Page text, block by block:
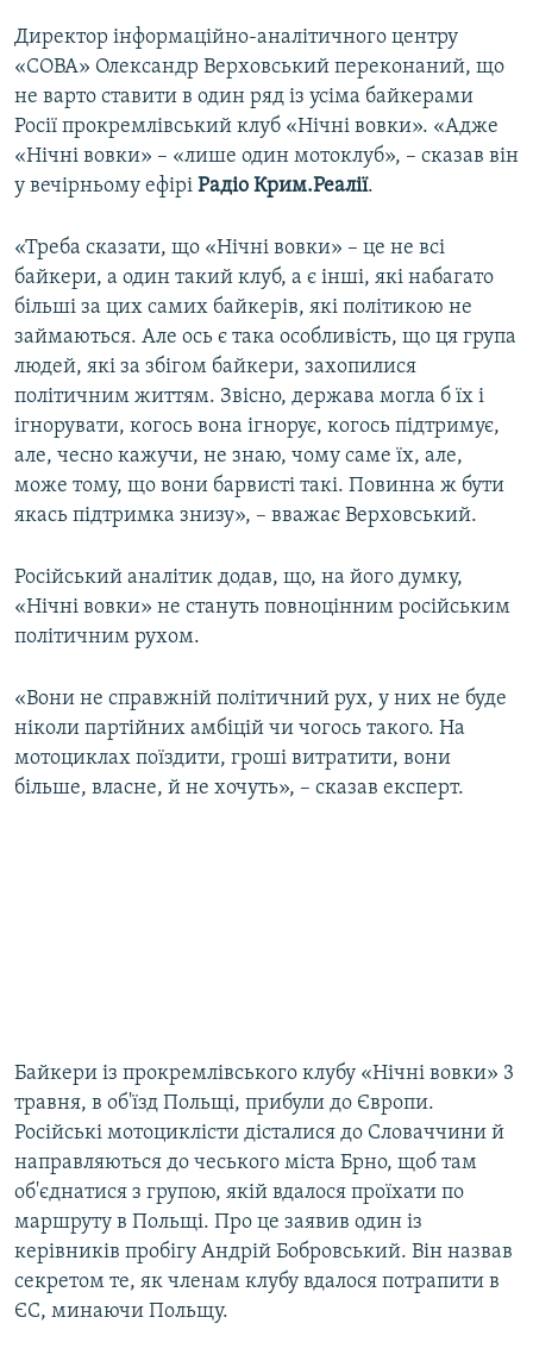
Усі сайти RFE/RL
Директор інформаційно-аналітичного центру
«СОВА» Олександр Верховський переконаний, що
не варто ставити в один ряд із усіма байкерами
Росії прокремлівський клуб «Нічні вовки». «Адже
«Нічні вовки» – «лише один мотоклуб», – сказав він
у вечірньому ефірі Радіо Крим.Реалії.
«Треба сказати, що «Нічні вовки» – це не всі
байкери, а один такий клуб, а є інші, які набагато
більші за цих самих байкерів, які політикою не
займаються. Але ось є така особливість, що ця група
людей, які за збігом байкери, захопилися
політичним життям. Звісно, держава могла б їх і
ігнорувати, когось вона ігнорує, когось підтримує,
але, чесно кажучи, не знаю, чому саме їх, але,
може тому, що вони барвисті такі. Повинна ж бути
якась підтримка знизу», – вважає Верховський.
Російський аналітик додав, що, на його думку,
«Нічні вовки» не стануть повноцінним російським
політичним рухом.
«Вони не справжній політичний рух, у них не буде
ніколи партійних амбіцій чи чогось такого. На
мотоциклах поїздити, гроші витратити, вони
більше, власне, й не хочуть», – сказав експерт.
Байкери із прокремлівського клубу «Нічні вовки» 3
травня, в об'їзд Польщі, прибули до Європи.
Російські мотоциклісти дісталися до Словаччини й
направляються до чеського міста Брно, щоб там
об'єднатися з групою, якій вдалося проїхати по
маршруту в Польщі. Про це заявив один із
керівників пробігу Андрій Бобровський. Він назвав
секретом те, як членам клубу вдалося потрапити в
ЄС, минаючи Польщу.